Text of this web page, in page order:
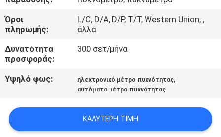
ΈΝΑ
ΑΠΌΣΠΑΣΜΑ
SITEMAP
POLICY
Όροι
πληρωμής:
L/C, D/A, D/P, T/T, Western Union, ,
άλλα
Δυνατότητα
προσφοράς:
300 σετ/μήνα
Υψηλό φως: ηλεκτρονικό μέτρο πυκνότητας,
αυτόματο μέτρο πυκνότητας
ΚΑΛΎΤΕΡΗ ΤΙΜΉ